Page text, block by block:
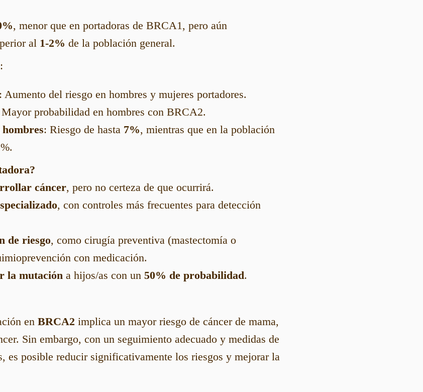
, menor que en portadoras de BRCA1, pero aún
al 1-2% de la población general.
:
: Aumento del riesgo en hombres y mujeres portadores.
probabilidad en hombres con BRCA2.
: Riesgo de hasta 7%, mientras que en la población
cáncer, pero no certeza de que ocurrirá.
, con controles más frecuentes para detección
de riesgo, como cirugía preventiva (mastectomía o
con medicación.
la mutación a hijos/as con un 50% de probabilidad.
en BRCA2 implica un mayor riesgo de cáncer de mama,
Sin embargo, con un seguimiento adecuado y medidas de
es posible reducir significativamente los riesgos y mejorar la